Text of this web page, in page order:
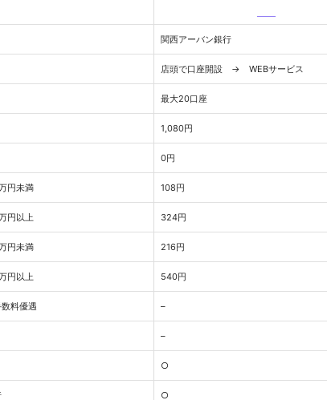
関西アーバン銀行
店頭で口座開設 → WEBサービス
最大20口座
1,080円
0円
円未満 108円
円以上 324円
円未満 216円
円以上 540円
料優遇 –
–
○
○